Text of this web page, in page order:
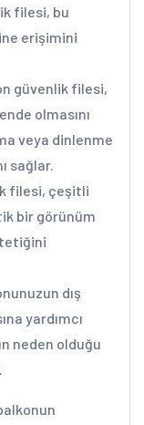
filesi, bu
erişimini
güvenlik filesi,
olmasını
veya dinlenme
sağlar.
filesi, çeşitli
bir görünüm
dış
yardımcı
neden olduğu